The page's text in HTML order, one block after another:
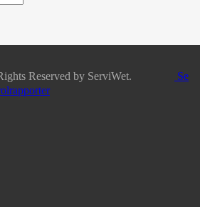
Rights Reserved by ServiWet.
Se